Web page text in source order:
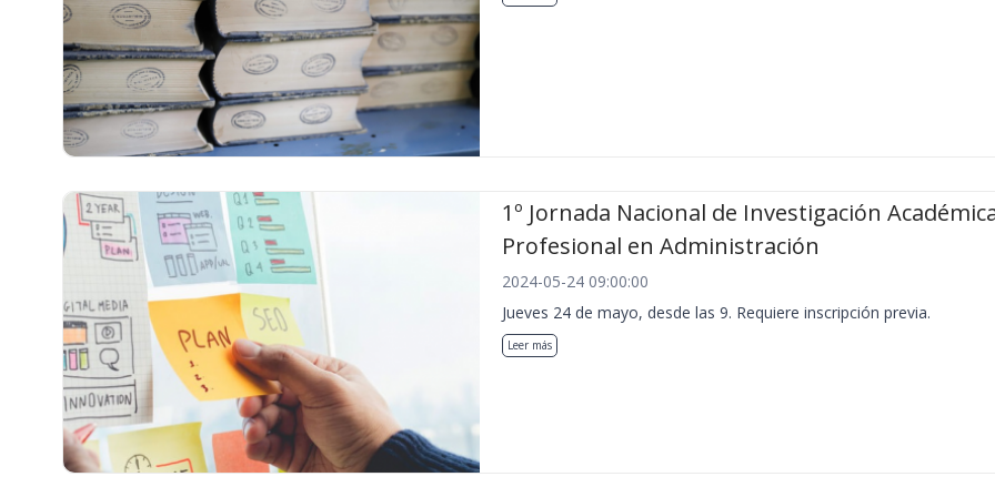
1º Jornada Nacional de Investigación
Profesional en Administración
2024-05-24 09:00:00
Jueves 24 de mayo, desde las 9. Requiere inscripción previa.
Leer más